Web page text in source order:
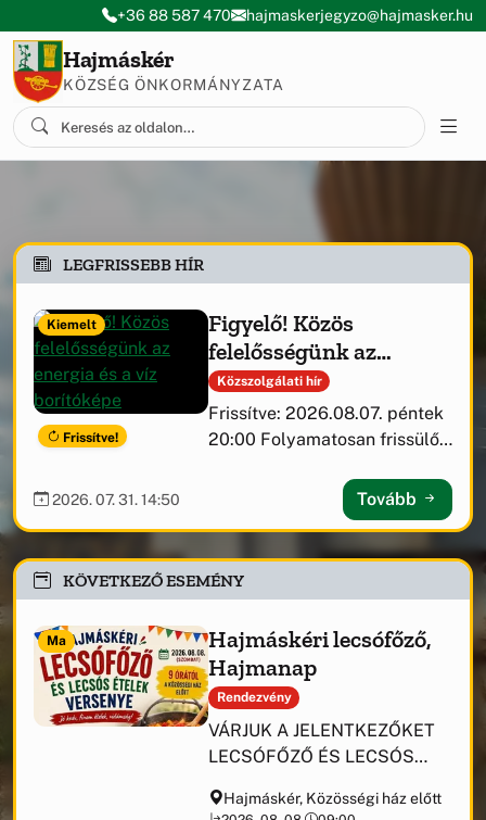
Ugrás a menüre
Ugrás a tartalomra
+36 88 587 470 hajmaskerjegyzo@hajmasker.hu
Hajmáskér
KÖZSÉG ÖNKORMÁNYZATA
LEGFRISSEBB HÍR
Kiemelt
Frissítve!
Figyelő! Közös
felelősségünk az
energia és a víz
Közszolgálati hír
Frissítve: 2026.08.07. péntek
20:00 Folyamatosan frissülő
2026. 07. 31. 14:50 Tovább
KÖVETKEZŐ ESEMÉNY
Ma
Hajmáskéri lecsófőző,
Hajmanap
Rendezvény
VÁRJUK A JELENTKEZŐKET
LECSÓFŐZŐ ÉS LECSÓS
Hajmáskér, Közösségi ház előtt